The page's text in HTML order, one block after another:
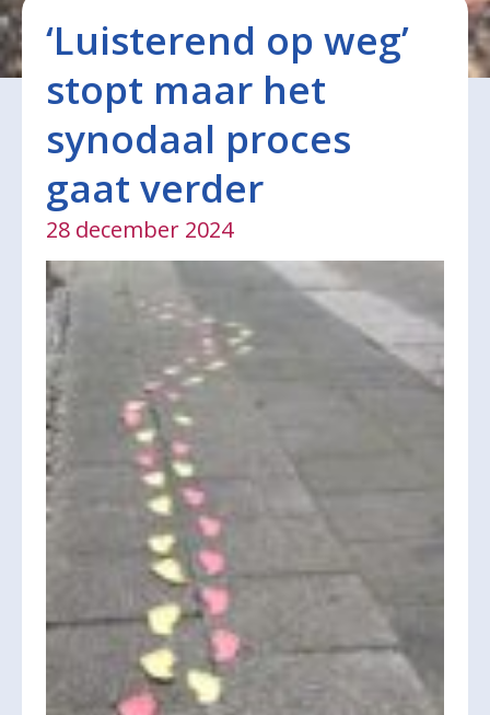
‘Luisterend op weg’
stopt maar het
synodaal proces
gaat verder
28 december 2024